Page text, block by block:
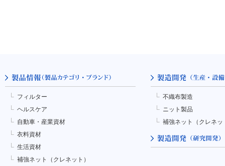
フィルター
ヘルスケア
自動車・産業資材
衣料資材
生活資材
補強ネット（クレネット）
不織布製造
ニット製品
補強ネット（クレネッ